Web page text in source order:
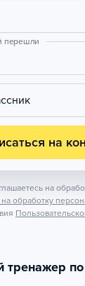
перешли
на
на
на обработку
тренажер